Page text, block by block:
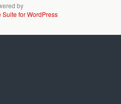
by
for WordPress